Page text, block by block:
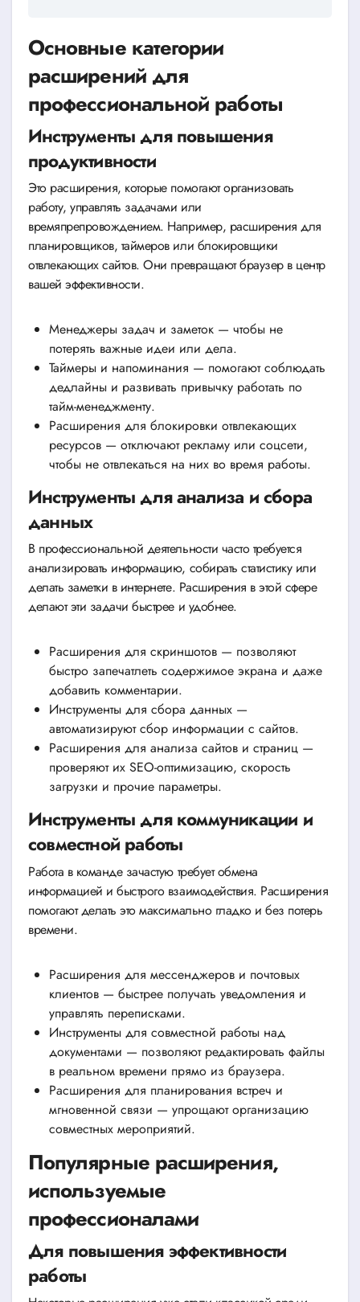
Основные категории
расширений для
профессиональной работы
Инструменты для повышения
продуктивности
Это расширения, которые помогают организовать
работу, управлять задачами или
времяпрепровождением. Например, расширения для
планировщиков, таймеров или блокировщики
отвлекающих сайтов. Они превращают браузер в центр
вашей эффективности.
Менеджеры задач и заметок — чтобы не
потерять важные идеи или дела.
Таймеры и напоминания — помогают соблюдать
дедлайны и развивать привычку работать по
тайм-менеджменту.
Расширения для блокировки отвлекающих
ресурсов — отключают рекламу или соцсети,
чтобы не отвлекаться на них во время работы.
Инструменты для анализа и сбора
данных
В профессиональной деятельности часто требуется
анализировать информацию, собирать статистику или
делать заметки в интернете. Расширения в этой сфере
делают эти задачи быстрее и удобнее.
Расширения для скриншотов — позволяют
быстро запечатлеть содержимое экрана и даже
добавить комментарии.
Инструменты для сбора данных —
автоматизируют сбор информации с сайтов.
Расширения для анализа сайтов и страниц —
проверяют их SEO-оптимизацию, скорость
загрузки и прочие параметры.
Инструменты для коммуникации и
совместной работы
Работа в команде зачастую требует обмена
информацией и быстрого взаимодействия. Расширения
помогают делать это максимально гладко и без потерь
времени.
Расширения для мессенджеров и почтовых
клиентов — быстрее получать уведомления и
управлять переписками.
Инструменты для совместной работы над
документами — позволяют редактировать файлы
в реальном времени прямо из браузера.
Расширения для планирования встреч и
мгновенной связи — упрощают организацию
совместных мероприятий.
Популярные расширения,
используемые
профессионалами
Для повышения эффективности
работы